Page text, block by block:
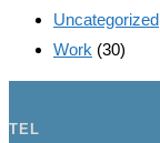
Uncategorized
Work (30)
TEL